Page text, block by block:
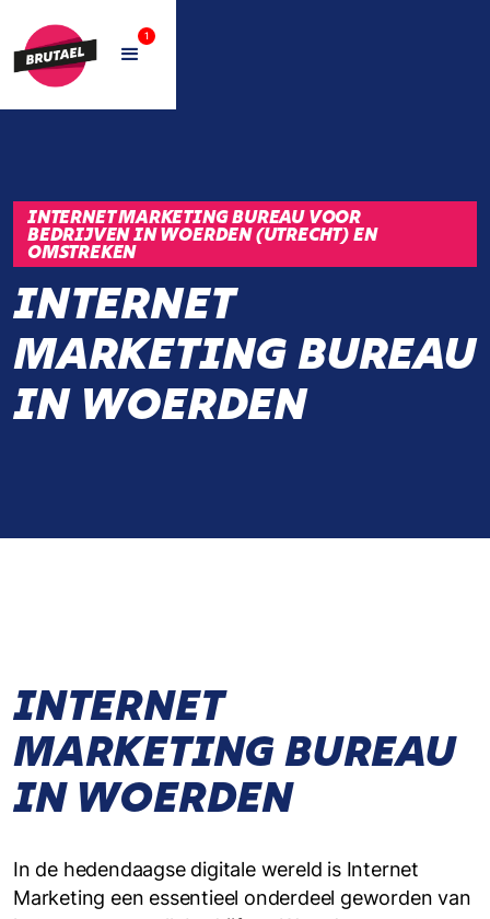
1
INTERNET MARKETING BUREAU VOOR
BEDRIJVEN IN WOERDEN (UTRECHT) EN
OMSTREKEN
INTERNET
MARKETING BUREAU
IN WOERDEN
INTERNET
MARKETING BUREAU
IN WOERDEN
In de hedendaagse digitale wereld is Internet
Marketing een essentieel onderdeel geworden van